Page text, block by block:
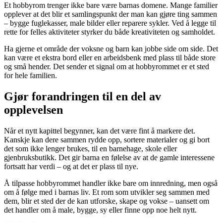
Et hobbyrom trenger ikke bare være barnas domene. Mange familier
opplever at det blir et samlingspunkt der man kan gjøre ting sammen
– bygge fuglekasser, male bilder eller reparere sykler. Ved å legge til
rette for felles aktiviteter styrker du både kreativiteten og samholdet.
Ha gjerne et område der voksne og barn kan jobbe side om side. Det
kan være et ekstra bord eller en arbeidsbenk med plass til både store
og små hender. Det sender et signal om at hobbyrommet er et sted
for hele familien.
Gjør forandringen til en del av
opplevelsen
Når et nytt kapittel begynner, kan det være fint å markere det.
Kanskje kan dere sammen rydde opp, sortere materialer og gi bort
det som ikke lenger brukes, til en barnehage, skole eller
gjenbruksbutikk. Det gir barna en følelse av at de gamle interessene
fortsatt har verdi – og at det er plass til nye.
Å tilpasse hobbyrommet handler ikke bare om innredning, men også
om å følge med i barnas liv. Et rom som utvikler seg sammen med
dem, blir et sted der de kan utforske, skape og vokse – uansett om
det handler om å male, bygge, sy eller finne opp noe helt nytt.